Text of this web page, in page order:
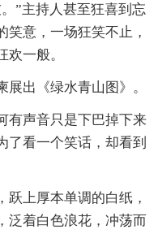
”主持人甚至狂喜到忘
意，一场狂笑不止，
一般。
出《绿水青山图》。
有声音只是下巴掉下来
了看一个笑话，却看到
跃上厚本单调的白纸，
泛着白色浪花，冲荡而